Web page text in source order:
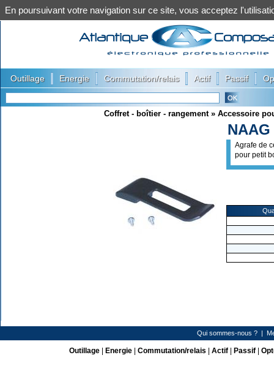
Outillage Energie Commutation/relais Actif Passif
Coffret - boîtier - rangement» Accessoire
NAAG
Agrafe de
pour petit
Qui sommes-nous ? |
Outillage| Energie| Commutation/relais Actif| Passif|
En poursuivant votre navigation sur ce site, vous acceptez